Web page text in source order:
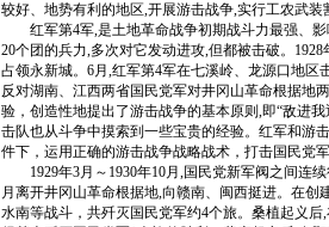
较好、地势有利的地区,开展游击战争,实行工农武装
红军第4军,是土地革命战争初期战斗力最强、影
20个团的兵力,多次对它发动进攻,但都被击破。
占领永新城。6月,红军第4军在七溪岭、龙源口地
反对湖南、江西两省国民党军对井冈山革命根据地
验，创造性地提出了游击战争的基本原则,即“敌进
击队也从斗争中摸索到一些宝贵的经验。红军和游
件下，运用正确的游击战争战略战术，打击国民党
1929年3月～1930年10月,国民党新军阀之间连续
月离开井冈山革命根据地,向赣南、闽西挺进。在
水南等战斗，共歼灭国民党军约4个旅。桑植起义